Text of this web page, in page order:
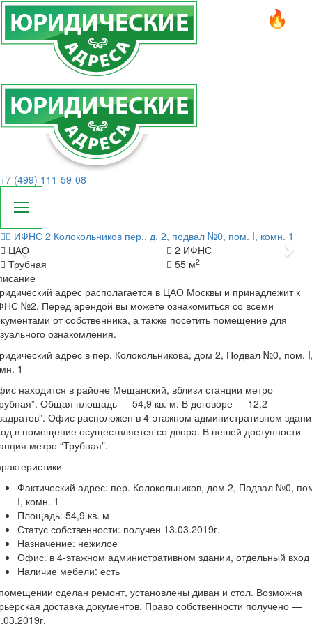
+7 (499) 111-59-08
ИФНС 2 Колокольников пер., д. 2, подвал №0, пом. I, комн. 1
Назад
ЦАО
2 ИФНС
Трубная
55 м2
адрес располагается в ЦАО Москвы и принадлежит к
№2. Перед арендой вы можете ознакомиться со всеми
от собственника, а также посетить помещение для
ознакомления.
адрес в пер. Колокольникова, дом 2, Подвал №0, пом.
1
находится в районе Мещанский, вблизи станции метро
Общая площадь — 54,9 кв. м. В договоре — 12,2
Офис расположен в 4-этажном административном
в помещение осуществляется со двора. В пешей доступности
метро “Трубная”.
Фактический адрес: пер. Колокольников, дом 2, Подвал №0,
I, комн. 1
Площадь: 54,9 кв. м
Статус собственности: получен 13.03.2019г.
Назначение: нежилое
Офис: в 4-этажном административном здании, отдельный вход
Наличие мебели: есть
сделан ремонт, установлены диван и стол. Возможна
доставка документов. Право собственности получено —